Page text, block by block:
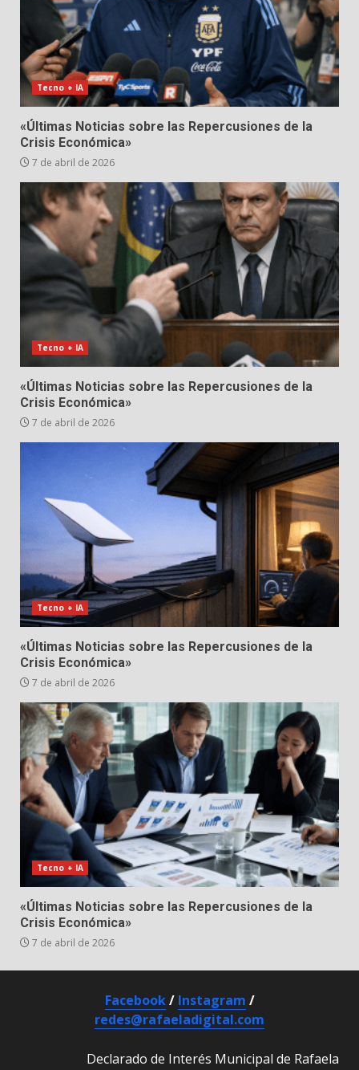
Tecno + IA
«Últimas Noticias sobre las Repercusiones de la
Crisis Económica»
7 de abril de 2026
Tecno + IA
«Últimas Noticias sobre las Repercusiones de la
Crisis Económica»
7 de abril de 2026
Tecno + IA
«Últimas Noticias sobre las Repercusiones de la
Crisis Económica»
7 de abril de 2026
Tecno + IA
«Últimas Noticias sobre las Repercusiones de la
Crisis Económica»
7 de abril de 2026
Facebook/ Instagram /
redes@rafaeladigital.com
Declarado de Interés Municipal de Rafaela